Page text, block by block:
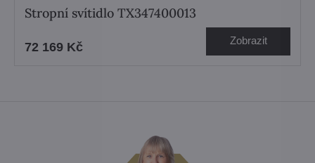
Stropní svítidlo TX347400013
72 169 Kč Zobrazit